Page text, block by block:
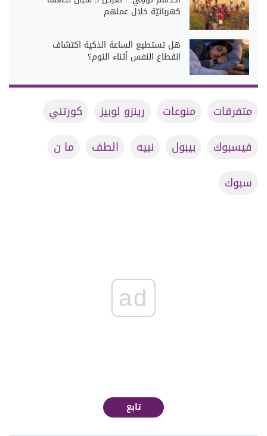
كهربائيّة خلال عملهم
هل تستطيع الساعة الذكية اكتشاف
انقطاع النفس أثناء النوم؟
متفرقات منوعات رينزو لوبيز
كورتني
فيسبوك
بيبول نبيه الطف
ما ن
سبوك
ad
تابع